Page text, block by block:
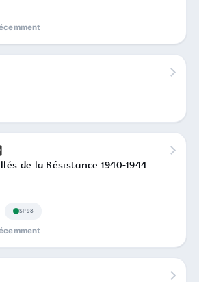
de la Résistance 1940-1944
SP98